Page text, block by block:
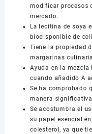
modificar procesos
mercado.
La lecitina de soya
biodisponible de
Tiene la propiedad
margarinas
Ayuda en la mezcla
cuando añadido A
Se ha comprobado
manera
Se acostumbra el
su papel esencial
colesterol, ya que